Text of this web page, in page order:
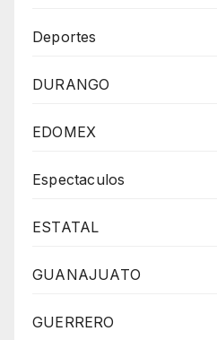
Deportes
DURANGO
EDOMEX
Espectaculos
ESTATAL
GUANAJUATO
GUERRERO